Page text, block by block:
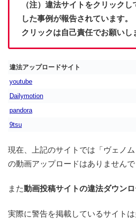
（注）違法サイトをクリック
した事例が報告されています。
クリックは自己責任でお願いし
違法アップロードサイト
youtube
Dailymotion
pandora
9tsu
現在、上記のサイトでは「ヴェノ
の動画アップロードはありませんで
また動画投稿サイトの違法ダウン
実際に警告を掲載しているサイト